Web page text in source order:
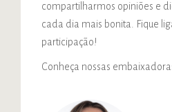
compartilharmos opiniões e
cada dia mais bonita. Fique
participação!
Conheça nossas